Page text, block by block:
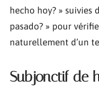
hecho hoy? » suivies
pasado? » pour
naturellement d’un
Subjonctif de